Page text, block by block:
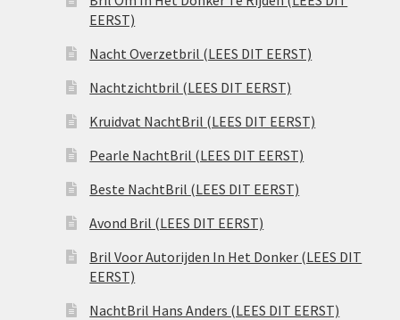
EERST)
Nacht Overzetbril (LEES DIT EERST)
Nachtzichtbril (LEES DIT EERST)
Kruidvat NachtBril (LEES DIT EERST)
Pearle NachtBril (LEES DIT EERST)
Beste NachtBril (LEES DIT EERST)
Avond Bril (LEES DIT EERST)
Bril Voor Autorijden In Het Donker (LEES DIT
EERST)
NachtBril Hans Anders (LEES DIT EERST)